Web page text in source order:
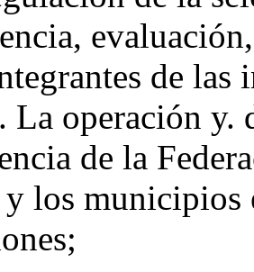
de las
La operación y.
de la
y los municipios